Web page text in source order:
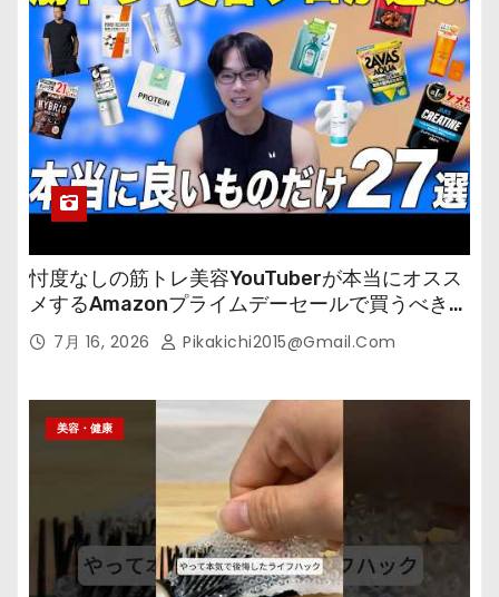
忖度なしの筋トレ美容YouTuberが本当にオスス
メするAmazonプライムデーセールで買うべきも
の 7月 16, 2026 Pikakichi2015@gmail.com
美容・健康